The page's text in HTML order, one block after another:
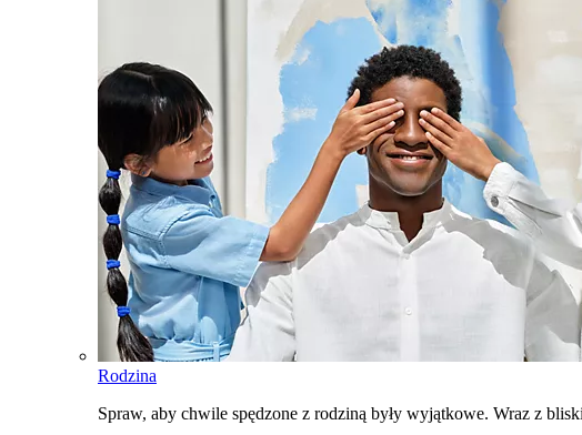
Rodzina
Spraw, aby chwile spędzone z rodziną były wyjątkowe. Wraz z